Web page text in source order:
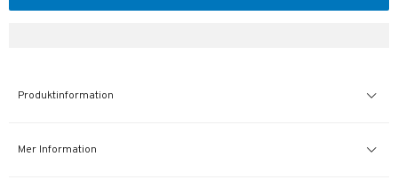
Produktinformation
Mer Information